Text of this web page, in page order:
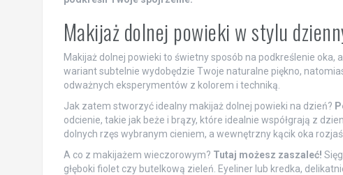
Makijaż dolnej powieki w stylu
Makijaż dolnej powieki to świetny sposób na podkreślenie
wariant subtelnie wydobędzie Twoje naturalne piękno,
odważnych eksperymentów z kolorem i techniką.
Jak zatem stworzyć idealny makijaż dolnej powieki na dzień?
odcienie, takie jak beże i brązy, które idealnie współgrają z
dolnych rzęs wybranym cieniem, a wewnętrzny kącik oka
A co z makijażem wieczorowym? Tutaj możesz zaszaleć!
głęboki fiolet czy butelkową zieleń. Eyeliner lub kredka,